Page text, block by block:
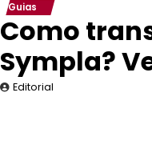
Guias
Como
Sympla?
Editorial